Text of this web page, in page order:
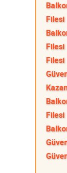
Filesi
Filesi
Filesi
Filesi